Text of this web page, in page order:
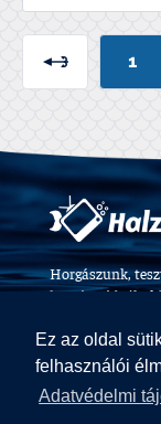
Ez az oldal
felhasználói
Adatvédelmi
1
Horgászunk,